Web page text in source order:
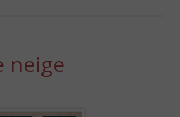
neige